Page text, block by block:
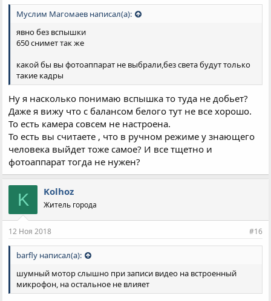
Муслим Магомаев написал(а):
явно без вспышки
650 снимет так же
какой бы вы фотоаппарат не выбрали,без света будут только
такие кадры
Ну я насколько понимаю вспышка то туда не добьет?
Даже я вижу что с балансом белого тут не все хорошо.
То есть камера совсем не настроена.
То есть вы считаете , что в ручном режиме у знающего
человека выйдет тоже самое? И все тщетно и
фотоаппарат тогда не нужен?
K Kolhoz
Житель города
12 Ноя 2018 #16
barfly написал(а):
шумный мотор слышно при записи видео на встроенный
микрофон, на остальное не влияет